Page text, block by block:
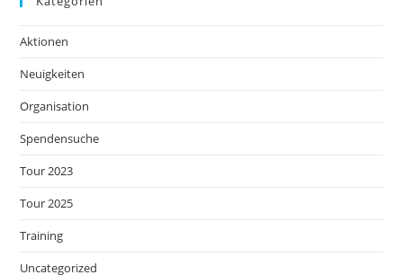
Aktionen
Neuigkeiten
Organisation
Spendensuche
Tour 2023
Tour 2025
Training
Uncategorized